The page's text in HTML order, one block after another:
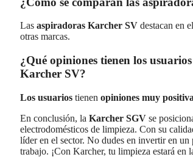
Las aspiradoras Karcher SV destacan en
otras marcas.
¿Qué opiniones tienen los
Karcher SV?
Los usuarios tienen opiniones muy
En conclusión, la Karcher SGV se
electrodomésticos de limpieza. Con su
líder en el sector. No dudes en invertir en
trabajo. ¡Con Karcher, tu limpieza estará en